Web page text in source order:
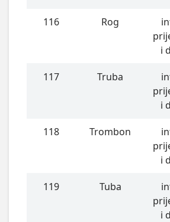
116 Rog
i
117 Truba
i
118 Trombon
i
119 Tuba
i